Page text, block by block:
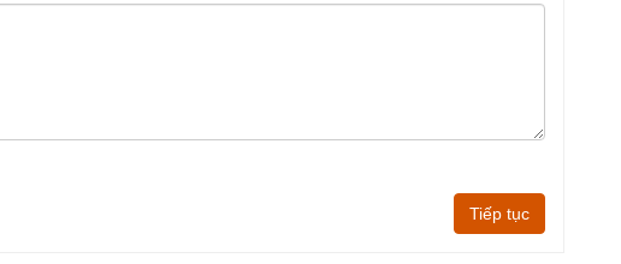
Tiếp tục